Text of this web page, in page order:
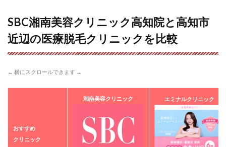
SBC
高知
院の
基本
につ
美容
クリ
ニッ
SBC湘南美容クリニック高知院と高知市
近辺の医療脱毛クリニックを比較
← 横にスクロールできます →
おすすめ
クリニック
湘南美容クリニック エミナルクリニック